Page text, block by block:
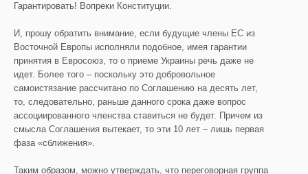
Гарантировать! Вопреки Конституции.
И, прошу обратить внимание, если будущие члены ЕС из
Восточной Европы исполняли подобное, имея гарантии
принятия в Евросоюз, то о приеме Украины речь даже не
идет. Более того – поскольку это добровольное
самоистязание рассчитано по Соглашению на десять лет,
то, следовательно, раньше данного срока даже вопрос
ассоциированного членства ставиться не будет. Причем из
смысла Соглашения вытекает, то эти 10 лет – лишь первая
фаза «сближения».
Таким образом, можно утверждать, что переговорная группа